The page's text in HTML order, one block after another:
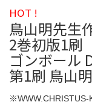
HOT !
鳥山明先生
2巻初版1刷
ゴンボール
第1刷 鳥山
※WWW.CHRISTUS-